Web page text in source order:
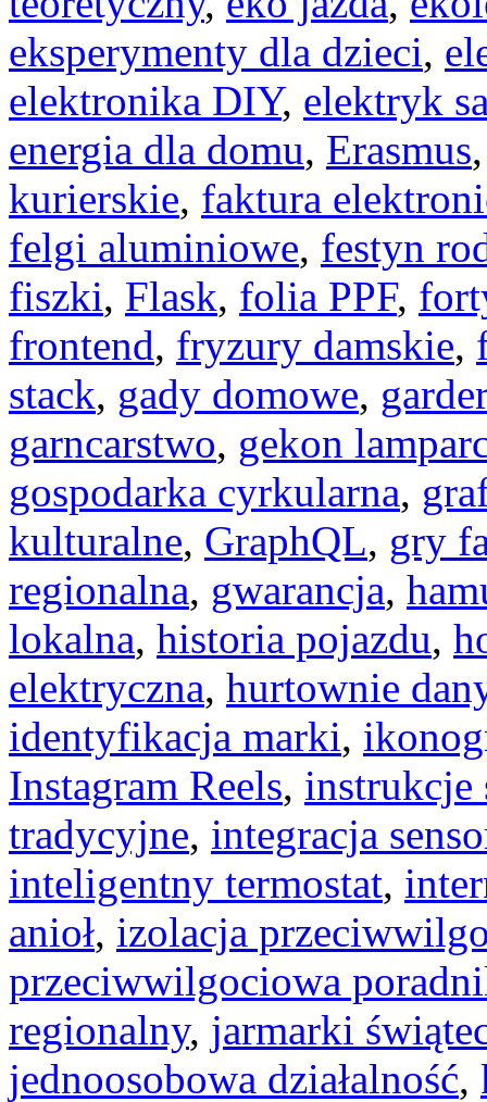
eksperymenty dla dzieci,
elektronika DIY, elektryk
energia dla domu, Erasmus
kurierskie, faktura
felgi aluminiowe, festyn
fiszki, Flask, folia PPF,
frontend, fryzury damskie,
stack, gady domowe,
garncarstwo, gekon
gospodarka cyrkularna,
kulturalne, GraphQL, gry
regionalna, gwarancja,
lokalna, historia pojazdu,
elektryczna, hurtownie
identyfikacja marki,
Instagram Reels, instrukcje
tradycyjne, integracja
inteligentny termostat,
anioł, izolacja
przeciwwilgociowa
regionalny, jarmarki
jednoosobowa działalność,